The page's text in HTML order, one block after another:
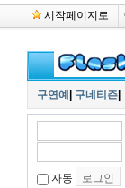
시작페이지로
구연예 구네티즌
자동